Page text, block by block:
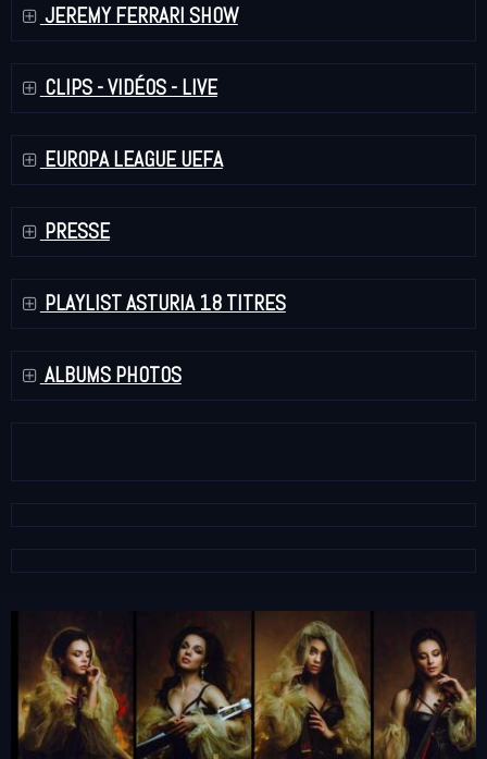
JEREMY FERRARI SHOW
CLIPS - VIDÉOS - LIVE
EUROPA LEAGUE UEFA
PRESSE
PLAYLIST ASTURIA 18 TITRES
ALBUMS PHOTOS